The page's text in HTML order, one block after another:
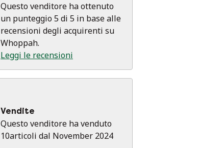
Questo venditore ha ottenuto
un punteggio 5 di 5 in base alle
recensioni degli acquirenti su
Whoppah.
Leggi le recensioni
Vendite
Questo venditore ha venduto
10articoli dal November 2024